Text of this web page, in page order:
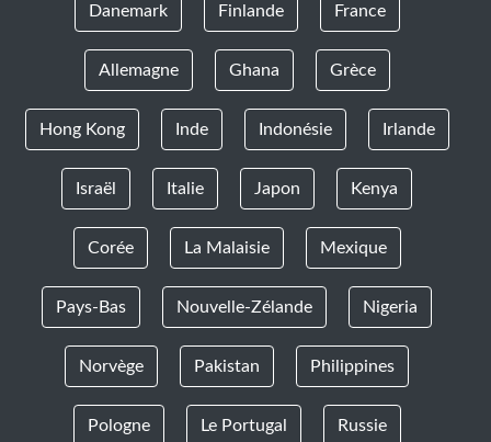
Danemark Finlande France
Allemagne Ghana Grèce
Hong Kong Inde Indonésie Irlande
Israël Italie Japon Kenya
Corée La Malaisie Mexique
Pays-Bas Nouvelle-Zélande Nigeria
Norvège Pakistan Philippines
Pologne Le Portugal Russie